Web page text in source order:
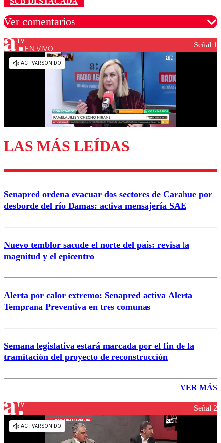
Ver comentarios
Los comentarios son moderados para garantizar un
diálogo respetuoso.
Enviar comentario
EN VIVO Señal 1
LAS MÁS LEÍDAS
Senapred ordena evacuar dos sectores de Carahue por
desborde del río Damas: activa mensajería SAE
Nuevo temblor sacude el norte del país: revisa la
magnitud y el epicentro
Alerta por calor extremo: Senapred activa Alerta
Temprana Preventiva en tres comunas
Semana legislativa estará marcada por el fin de la
tramitación del proyecto de reconstrucción
VER MÁS
Señal 2